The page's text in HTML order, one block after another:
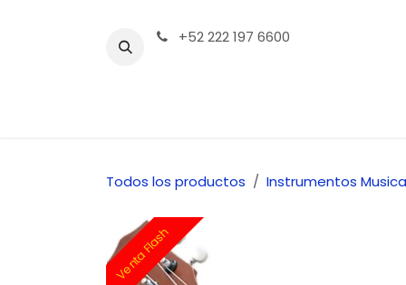
+52 222 197 6600
Todos los productos Instrumentos
Venta Flash